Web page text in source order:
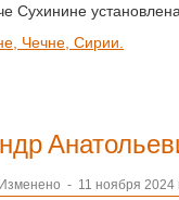
Сухинине
Чечне, Сирии.
- 11 ноября 2024